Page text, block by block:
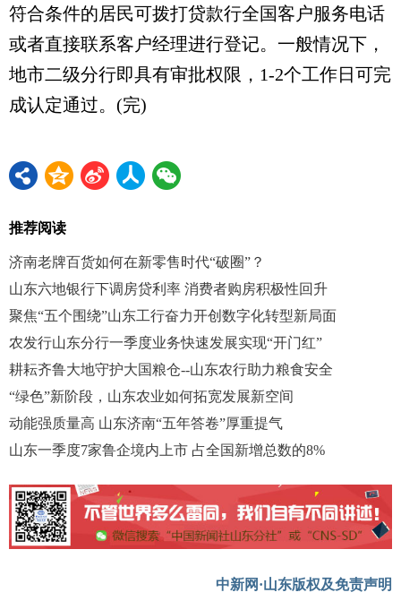
符合条件的居民可拨打贷款行全国客户服务电话
或者直接联系客户经理进行登记。一般情况下，
地市二级分行即具有审批权限，1-2个工作日可完
成认定通过。(完)
推荐阅读
济南老牌百货如何在新零售时代“破圈”？
山东六地银行下调房贷利率 消费者购房积极性回升
聚焦“五个围绕”山东工行奋力开创数字化转型新局面
农发行山东分行一季度业务快速发展实现“开门红”
耕耘齐鲁大地守护大国粮仓--山东农行助力粮食安全
“绿色”新阶段，山东农业如何拓宽发展新空间
动能强质量高 山东济南“五年答卷”厚重提气
山东一季度7家鲁企境内上市 占全国新增总数的8%
中新网·山东版权及免责声明